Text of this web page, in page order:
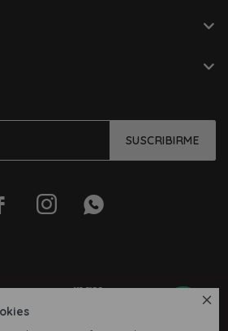

SUSCRIBIRME
 